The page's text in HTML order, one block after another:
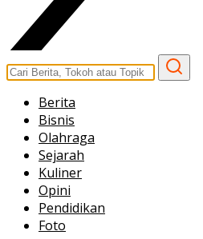
Berita
Bisnis
Olahraga
Sejarah
Kuliner
Opini
Pendidikan
Foto